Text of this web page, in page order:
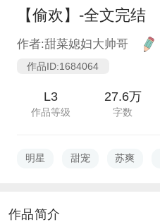
【偷欢】-全文完结
作者:甜菜媳妇大帅哥
作品ID:1684064
L3
作品等级
27.6万
字数
明星 甜宠 苏爽
作品简介